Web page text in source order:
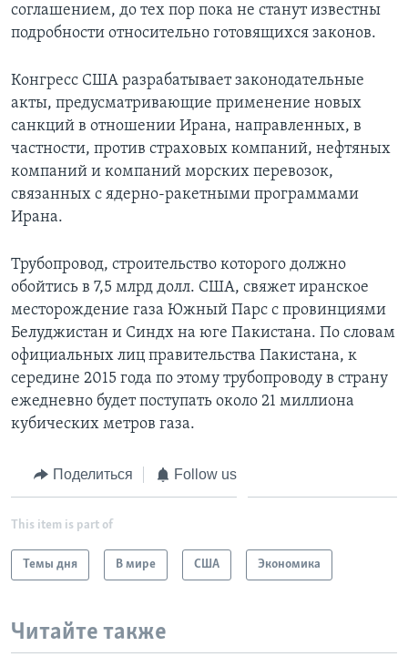
Языки
соглашением, до тех пор пока не станут известны
подробности относительно готовящихся законов.
Конгресс США разрабатывает законодательные
акты, предусматривающие применение новых
санкций в отношении Ирана, направленных, в
частности, против страховых компаний, нефтяных
компаний и компаний морских перевозок,
связанных с ядерно-ракетными программами
Ирана.
Трубопровод, строительство которого должно
обойтись в 7,5 млрд долл. США, свяжет иранское
месторождение газа Южный Парс с провинциями
Белуджистан и Синдх на юге Пакистана. По словам
официальных лиц правительства Пакистана, к
середине 2015 года по этому трубопроводу в страну
ежедневно будет поступать около 21 миллиона
кубических метров газа.
Поделиться Follow us
This item is part of
Темы дня В мире США Экономика
Читайте также